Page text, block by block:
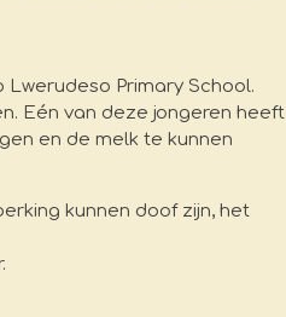
Primary School.
Eén van deze jongeren heeft
en de melk te kunnen
kunnen doof zijn, het